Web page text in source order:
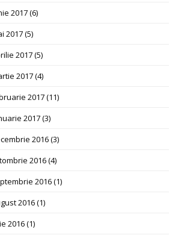
2017(6)
2017(5)
2017(5)
2017(4)
2017(11)
2017(3)
2016(3)
2016(4)
2016(1)
2016(1)
2016(1)